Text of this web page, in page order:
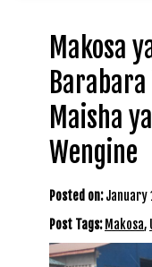
Makosa
Maisha
Wengine
Posted on: January
Post Tags: Makosa,